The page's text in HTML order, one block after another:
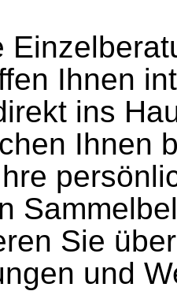
Ihnen
ins
Ihnen
Sie
und